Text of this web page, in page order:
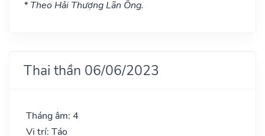
* Theo Hải Thượng Lãn Ông.
Thai thần 06/06/2023
Tháng âm: 4
Vị trí: Táo